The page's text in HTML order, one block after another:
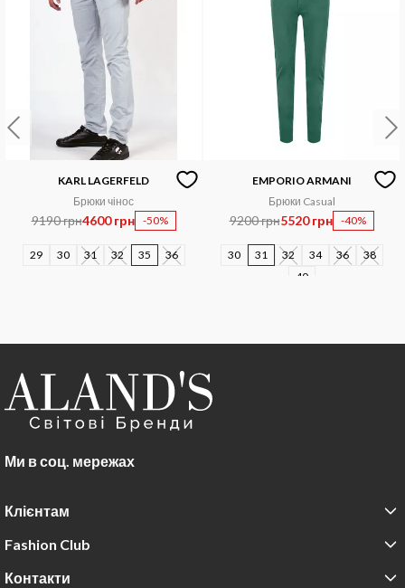
KARL LAGERFELD
Брюки чінос
9190 грн4600 грн -50%
29 30 31 32 35 36
EMPORIO ARMANI
Брюки Casual
9200 грн5520 грн -40%
30 31 32 34 36
38
40
Ми в соц. мережах
Клієнтам
Fashion Club
Контакти